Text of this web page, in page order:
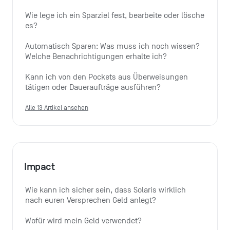
Wie lege ich ein Sparziel fest, bearbeite oder lösche
es?
Automatisch Sparen: Was muss ich noch wissen?
Welche Benachrichtigungen erhalte ich?
Kann ich von den Pockets aus Überweisungen
tätigen oder Daueraufträge ausführen?
Alle 13 Artikel ansehen
Impact
Wie kann ich sicher sein, dass Solaris wirklich
nach euren Versprechen Geld anlegt?
Wofür wird mein Geld verwendet?